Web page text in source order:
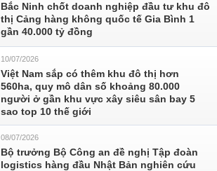
Bắc Ninh chốt doanh nghiệp đầu tư khu đô
thị Cảng hàng không quốc tế Gia Bình 1
gần 40.000 tỷ đồng
10/07/2026
Việt Nam sắp có thêm khu đô thị hơn
560ha, quy mô dân số khoảng 80.000
người ở gần khu vực xây siêu sân bay 5
sao top 10 thế giới
08/07/2026
Bộ trưởng Bộ Công an đề nghị Tập đoàn
logistics hàng đầu Nhật Bản nghiên cứu